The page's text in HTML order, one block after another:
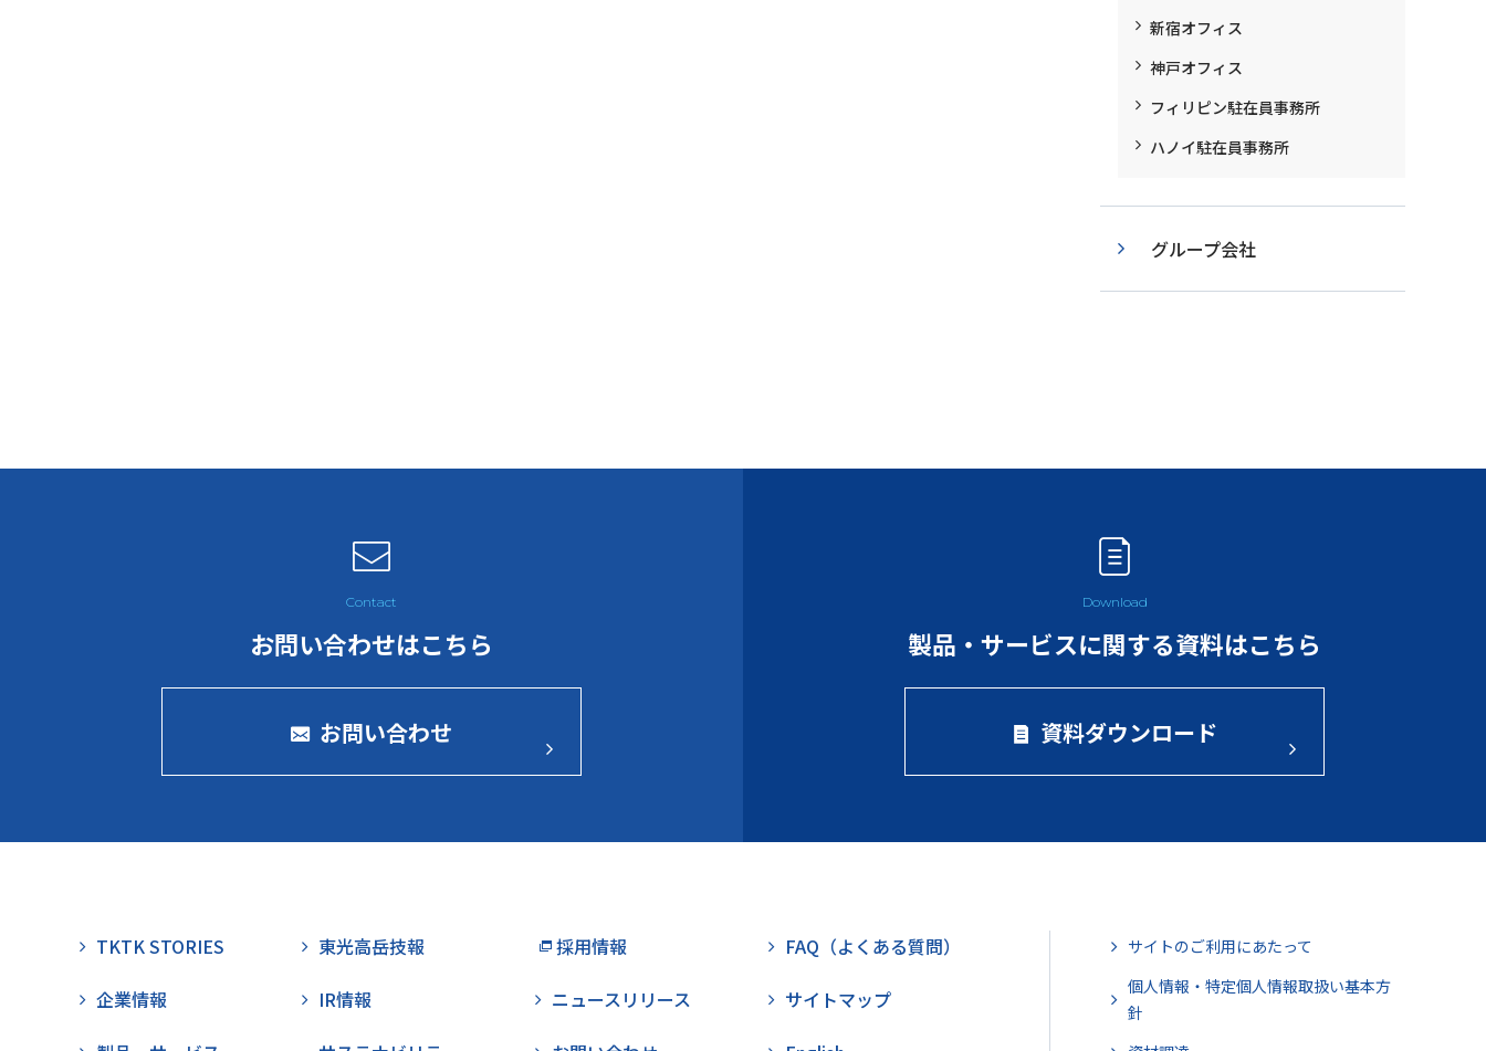
新宿オフィス
神戸オフィス
フィリピン駐在員事務所
ハノイ駐在員事務所
グループ会社
お問い合わせはこちら
お問い合わせ
製品・サービスに関する資料はこちら
資料ダウンロード
TKTK STORIES
企業情報
東光高岳技報
IR情報
採用情報
ニュースリリース
FAQ（よくある質問）
サイトマップ
サイトのご利用にあたって
個人情報・特定個人情報取扱い基本方
針